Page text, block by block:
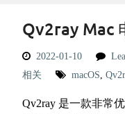
Qv2ray Mac
2022-01-10
相关
macOS,
Qv2ray 是一款非常